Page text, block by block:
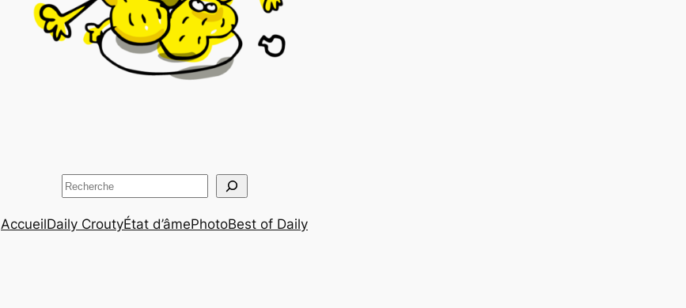
Rechercher
AccueilDaily CroutyÉtat d’âmePhotoBest of Daily